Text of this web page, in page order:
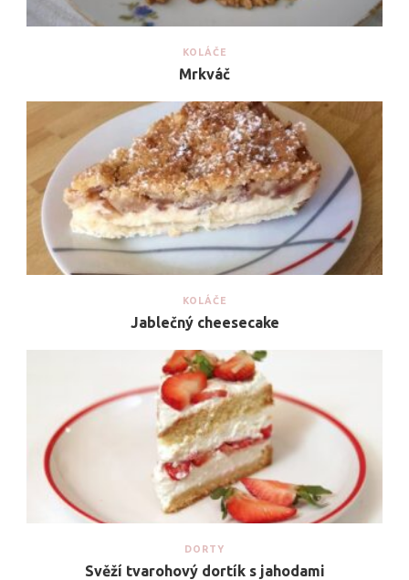
KOLÁČE
Mrkváč
KOLÁČE
Jablečný cheesecake
DORTY
Svěží tvarohový dortík s jahodami